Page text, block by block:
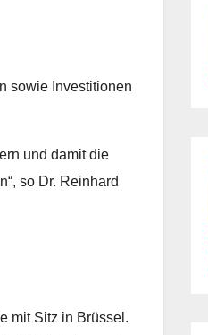
sowie Investitionen
und damit die
so Dr. Reinhard
mit Sitz in Brüssel.